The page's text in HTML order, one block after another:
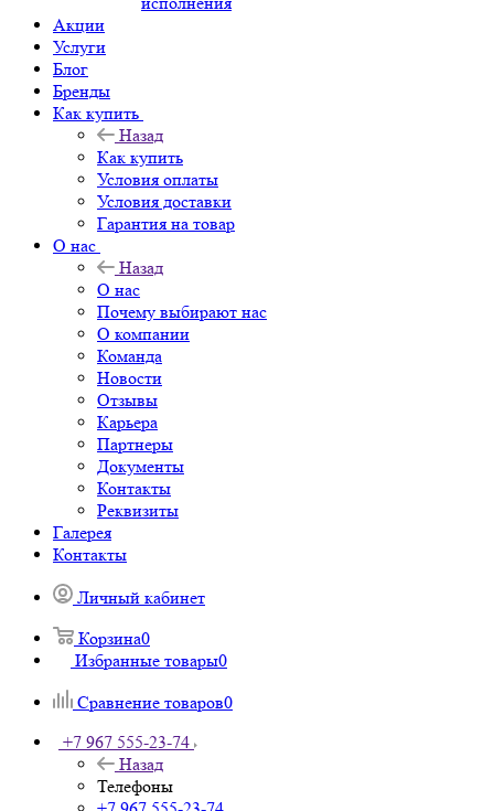
Акции
Услуги
Блог
Бренды
Как купить
Назад
Как купить
Условия оплаты
Условия доставки
Гарантия на товар
О нас
Назад
О нас
Почему выбирают нас
О компании
Команда
Новости
Отзывы
Карьера
Партнеры
Документы
Контакты
Реквизиты
Галерея
Контакты
Личный кабинет
Корзина0
Избранные товары0
Сравнение товаров0
+7 967 555-23-74
Назад
Телефоны